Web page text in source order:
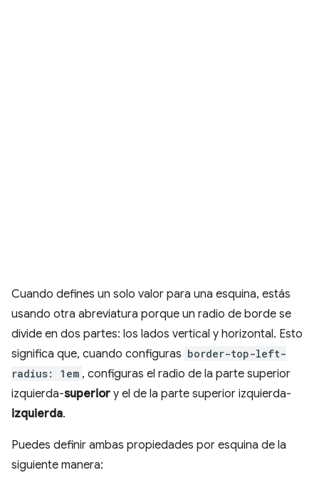
Cuando defines un solo valor para una esquina, estás
usando otra abreviatura porque un radio de borde se
divide en dos partes: los lados vertical y horizontal. Esto
significa que, cuando configuras border-top-left-
radius: 1em , configuras el radio de la parte superior
izquierda-superior y el de la parte superior izquierda-
izquierda.
Puedes definir ambas propiedades por esquina de la
siguiente manera: